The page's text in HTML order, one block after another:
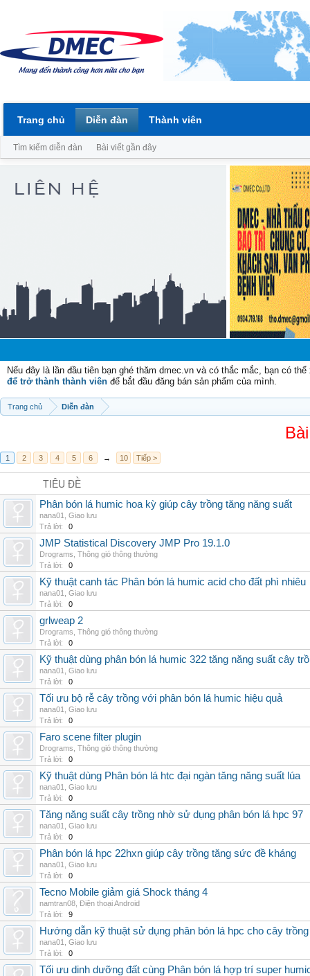
Nếu đây là lần đầu tiên bạn ghé thăm dmec.vn và có thắc mắc, bạn có
để trở thành thành viên để bắt đầu đăng bán sản phẩm của mình.
Trang chủ Diễn đàn
1 2 3 4 5 6 → 10 Tiếp >
TIÊU ĐỀ
Phân bón lá humic hoa kỳ giúp cây trồng tăng năng suất
nana01
Giao lưu
Trả lời:
0
JMP Statistical Discovery JMP Pro 19.1.0
Drograms Thông gió thông thường
Trả lời:
0
Kỹ thuật canh tác Phân bón lá humic acid cho đất phì nhiêu
nana01
Giao lưu
Trả lời:
0
grlweap 2
Drograms Thông gió thông thường
Trả lời:
0
Kỹ thuật dùng phân bón lá humic 322 tăng năng suất cây
nana01
Giao lưu
Trả lời:
0
Tối ưu bộ rễ cây trồng với phân bón lá humic hiệu quả
nana01
Giao lưu
Trả lời:
0
Faro scene filter plugin
Drograms Thông gió thông thường
Trả lời:
0
Kỹ thuật dùng Phân bón lá htc đại ngàn tăng năng suất lúa
nana01
Giao lưu
Trả lời:
0
Tăng năng suất cây trồng nhờ sử dụng phân bón lá hpc 97
nana01
Giao lưu
Trả lời:
0
Phân bón lá hpc 22hxn giúp cây trồng tăng sức đề kháng
nana01
Giao lưu
Trả lời:
0
Tecno Mobile giảm giá Shock tháng 4
namtran08 Điện thoại Android
Trả lời:
9
Hướng dẫn kỹ thuật sử dụng phân bón lá hpc cho cây trồng
nana01
Giao lưu
Trả lời:
0
Tối ưu dinh dưỡng đất cùng Phân bón lá hợp trí super
Trang chủ Diễn đàn
Tìm kiếm diễn đàn Bài viết gần đây
Thành viên